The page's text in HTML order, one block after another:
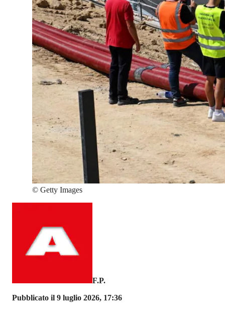
© Getty Images
F.P.
Pubblicato il 9 luglio 2026, 17:36